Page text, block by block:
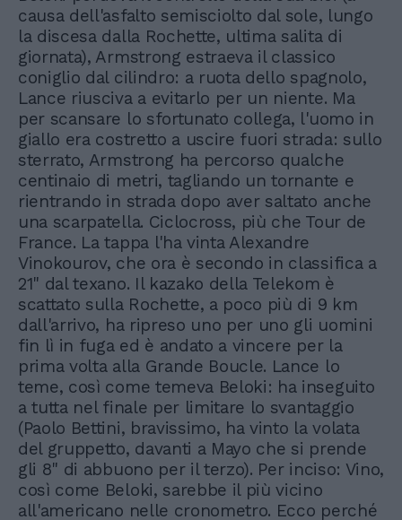
causa dell'asfalto semisciolto dal sole, lungo
la discesa dalla Rochette, ultima salita di
giornata), Armstrong estraeva il classico
coniglio dal cilindro: a ruota dello spagnolo,
Lance riusciva a evitarlo per un niente. Ma
per scansare lo sfortunato collega, l'uomo in
giallo era costretto a uscire fuori strada: sullo
sterrato, Armstrong ha percorso qualche
centinaio di metri, tagliando un tornante e
rientrando in strada dopo aver saltato anche
una scarpatella. Ciclocross, più che Tour de
France. La tappa l'ha vinta Alexandre
Vinokourov, che ora è secondo in classifica a
21" dal texano. Il kazako della Telekom è
scattato sulla Rochette, a poco più di 9 km
dall'arrivo, ha ripreso uno per uno gli uomini
fin lì in fuga ed è andato a vincere per la
prima volta alla Grande Boucle. Lance lo
teme, così come temeva Beloki: ha inseguito
a tutta nel finale per limitare lo svantaggio
(Paolo Bettini, bravissimo, ha vinto la volata
del gruppetto, davanti a Mayo che si prende
gli 8" di abbuono per il terzo). Per inciso: Vino,
così come Beloki, sarebbe il più vicino
all'americano nelle cronometro. Ecco perché